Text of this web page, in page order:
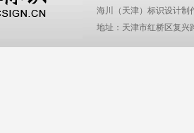
海川（天津）标识设计制
地址：天津市红桥区复兴